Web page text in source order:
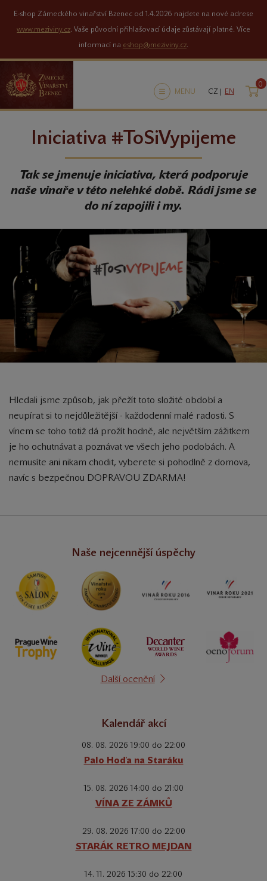
E-shop Zámeckého vinařství Bzenec od 1.4.2026 najdete na nové adrese
www.meziviny.cz. Vaše původní přihlašovací údaje zůstávají platné. Více
informací na eshop@meziviny.cz.
MENU CZ | EN
0
Iniciativa #ToSiVypijeme
Tak se jmenuje iniciativa, která podporuje
naše vinaře v této nelehké době. Rádi jsme se
do ní zapojili i my.
Hledali jsme způsob, jak přežít toto složité období a
neupírat si to nejdůležitější - každodenní malé radosti. S
vínem se toho totiž dá prožít hodně, ale největším zážitkem
je ho ochutnávat a poznávat ve všech jeho podobách. A
nemusíte ani nikam chodit, vyberete si pohodlně z domova,
navíc s bezpečnou DOPRAVOU ZDARMA!
Naše nejcennější úspěchy
Další ocenění
Kalendář akcí
08. 08. 2026 19:00 do 22:00
Palo Hoďa na Staráku
15. 08. 2026 14:00 do 21:00
VÍNA ZE ZÁMKŮ
29. 08. 2026 17:00 do 22:00
STARÁK RETRO MEJDAN
14. 11. 2026 15:30 do 22:00